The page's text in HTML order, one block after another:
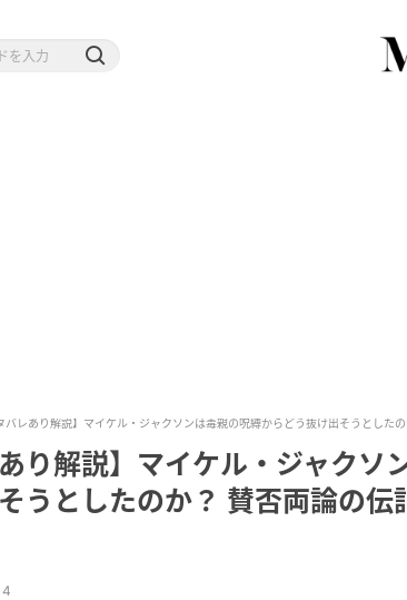
バレあり解説】マイケル・ジャクソンは毒親の呪縛からどう抜け出そうとした
あり解説】マイケル・ジャクソ
うとしたのか？ 賛否両論の